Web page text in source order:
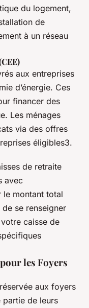
du logement,
de
à un réseau
aux entreprises
d’énergie. Ces
financer des
Les ménages
via des offres
éligibles3.
de retraite
avec
le montant total
se renseigner
caisse de
les Foyers
aux foyers
partie de leurs